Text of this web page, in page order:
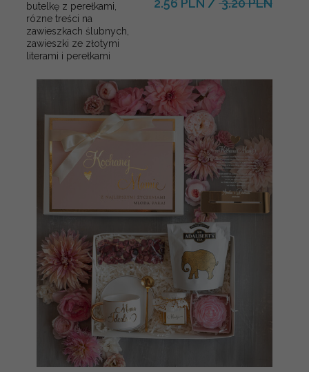
butelkę z perełkami,
rózne treści na
zawieszkach ślubnych,
zawieszki ze złotymi
literami i perełkami
2.56 PLN / 3.20 PLN